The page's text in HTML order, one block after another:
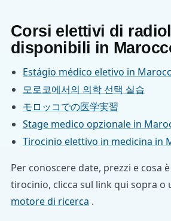
Corsi elettivi di
disponibili in
Estágio médico eletivo in
모로코에서의 의학 선택 실습
モロッコでの医学実習
Stage medico opzionale in
Tirocinio elettivo in medicina in
Per conoscere date, prezzi e cosa
tirocinio, clicca sul link qui sopra o
motore di ricerca .